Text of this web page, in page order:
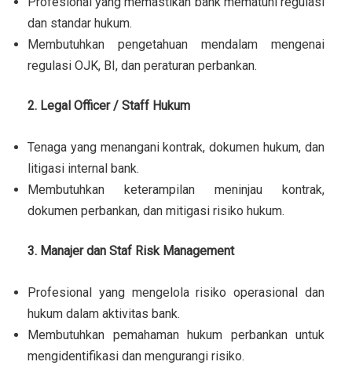
dan standar hukum.
Membutuhkan pengetahuan mendalam mengenai
regulasi OJK, BI, dan peraturan perbankan.
2. Legal Officer / Staff Hukum
Tenaga yang menangani kontrak, dokumen hukum, dan
litigasi internal bank.
Membutuhkan keterampilan meninjau kontrak,
dokumen perbankan, dan mitigasi risiko hukum.
3. Manajer dan Staf Risk Management
Profesional yang mengelola risiko operasional dan
hukum dalam aktivitas bank.
Membutuhkan pemahaman hukum perbankan untuk
mengidentifikasi dan mengurangi risiko.